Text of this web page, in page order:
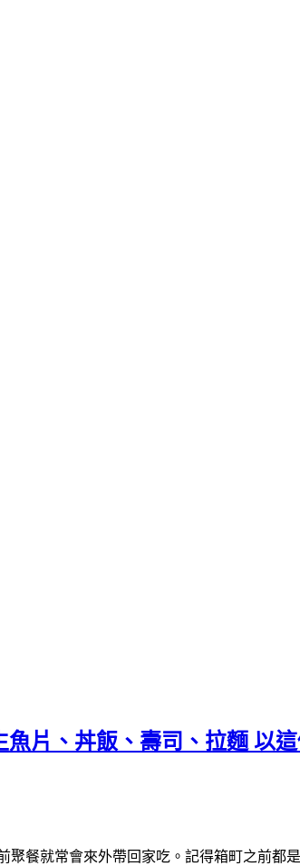
魚片、丼飯、壽司、拉麵 以
餐就常會來外帶回家吃。記得箱町之前